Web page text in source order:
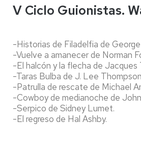
V Ciclo Guionistas.
-Historias de Filadelfia de George
-Vuelve a amanecer de Norman
-El halcón y la flecha de Jacques
-Taras Bulba de J. Lee
-Patrulla de rescate de Michael
-Cowboy de medianoche de
-Serpico de Sidney Lumet.
-El regreso de Hal Ashby.